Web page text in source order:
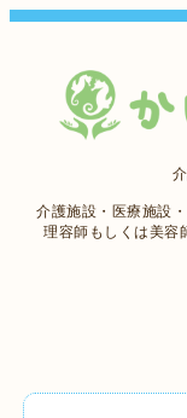
介護施設・医療施設
理容師もしくは美容